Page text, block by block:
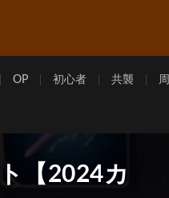
OP 初心者 共襲
【2024カ